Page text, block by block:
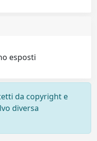
esposti
da copyright e
diversa